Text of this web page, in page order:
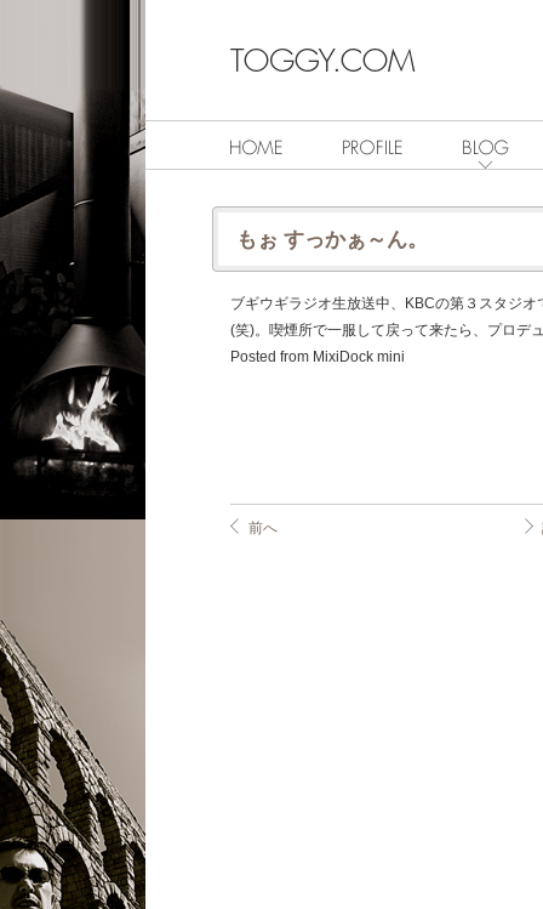
もぉ すっかぁ～ん。
ブギウギラジオ生放送中、KBCの第３スタジ
(笑)。喫煙所で一服して戻って来たら、プロ
Posted from MixiDock mini
前へ